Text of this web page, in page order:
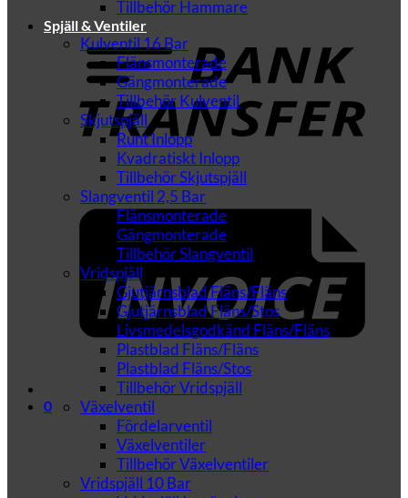
0
Tillbehör Hammare
Spjäll & Ventiler
Kulventil 16 Bar
Flänsmonterade
Gängmonterade
Tillbehör Kulventil
Skjutspjäll
Runt Inlopp
Kvadratiskt Inlopp
Tillbehör Skjutspjäll
Slangventil 2,5 Bar
Flänsmonterade
Gängmonterade
Tillbehör Slangventil
Vridspjäll
Gjutjärnsblad Fläns/Fläns
Gjutjärnsblad Fläns/Stos
Livsmedelsgodkänd Fläns/Fläns
Plastblad Fläns/Fläns
Plastblad Fläns/Stos
Tillbehör Vridspjäll
Växelventil
Fördelarventil
Växelventiler
Tillbehör Växelventiler
Vridspjäll 10 Bar